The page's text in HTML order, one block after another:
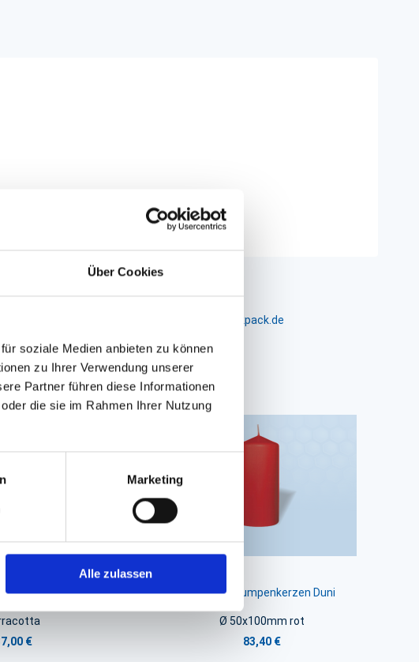
Über Cookies
soziale Medien anbieten zu können
zu Ihrer Verwendung unserer
Partner führen diese Informationen
die sie im Rahmen Ihrer Nutzung
Marketing
Alle zulassen
Produkt selber)
Am Bullhamm 24-26, D-26441 Jever, info@packpack.de
Duni
€
Kerzen, Stumpenkerzen Duni
Ø 50x100mm rot
83,40 €